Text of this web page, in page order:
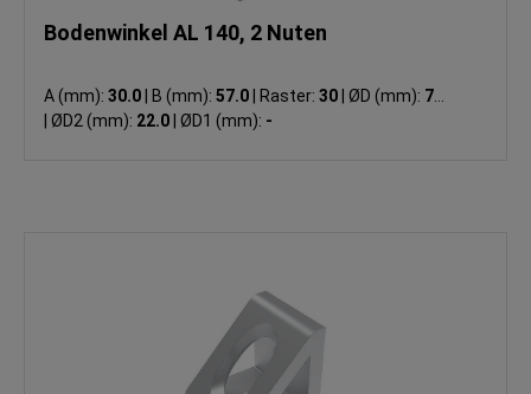
Bodenwinkel AL 140, 2 Nuten
A (mm):30.0 B (mm):57.0 Raster:30 ØD (mm): 7.0
ØD2 (mm): 22.0 ØD1 (mm): -